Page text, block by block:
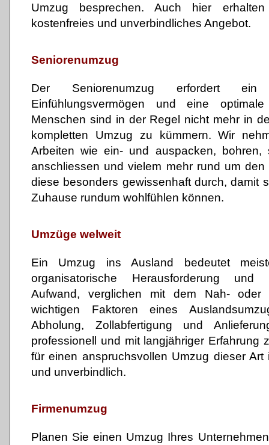
Umzug besprechen. Auch hier
kostenfreies und unverbindliches Angebot.
Seniorenumzug
Der Seniorenumzug erfordert ein
Einfühlungsvermögen und eine
Menschen sind in der Regel nicht mehr in
kompletten Umzug zu kümmern. Wir
Arbeiten wie ein- und auspacken, bohren,
anschliessen und vielem mehr rund um
diese besonders gewissenhaft durch, damit
Zuhause rundum wohlfühlen können.
Umzüge welweit
Ein Umzug ins Ausland bedeutet
organisatorische Herausforderung und
Aufwand, verglichen mit dem Nah- oder
wichtigen Faktoren eines
Abholung, Zollabfertigung und
professionell und mit langjähriger Erfahrung
für einen anspruchsvollen Umzug dieser Art
und unverbindlich.
Firmenumzug
Planen Sie einen Umzug Ihres